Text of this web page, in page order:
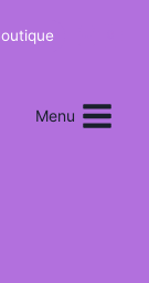
Menu